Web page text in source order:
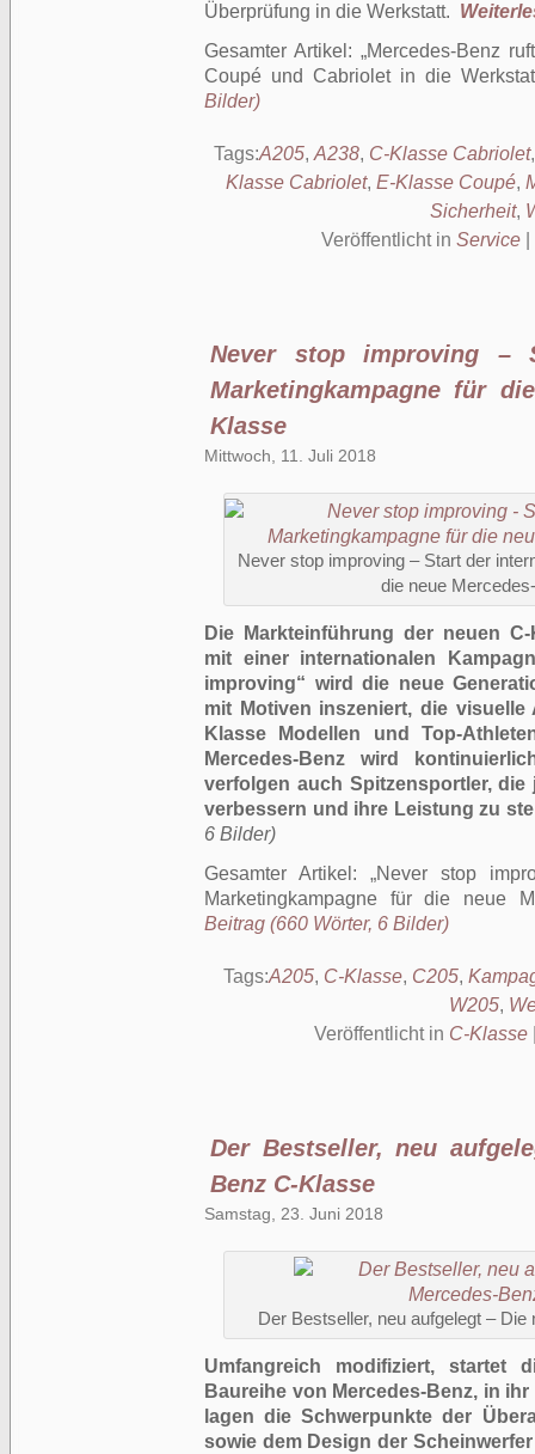
Überprüfung in die Werkstatt.
Gesamter Artikel:
Mercedes-Benz
Coupé und Cabriolet in die
Bilder)
Tags:A205, A238, C-Klasse Cabriolet
Klasse Cabriolet, E-Klasse Coupé,
Sicherheit,
Veröffentlicht in Service|
Never stop improving –
Marketingkampagne für
Klasse
Mittwoch, 11. Juli 2018
Never stop improving – Start der
die neue
Die Markteinführung der neuen
mit einer internationalen
improving“ wird die neue
mit Motiven inszeniert, die
Klasse Modellen und Top-
Mercedes-Benz wird
verfolgen auch Spitzensportler,
verbessern und ihre Leistung zu
6 Bilder)
Gesamter Artikel:
Never stop
Marketingkampagne für die neue
Beitrag (660 Wörter, 6 Bilder)
Tags:A205, C-Klasse, C205,
W205,
Veröffentlicht in C-Klasse
Der Bestseller, neu
Benz C-Klasse
Samstag, 23. Juni 2018
Der Bestseller, neu aufgelegt –
Umfangreich modifiziert, startet
Baureihe von Mercedes-Benz, in
lagen die Schwerpunkte der
sowie dem Design der